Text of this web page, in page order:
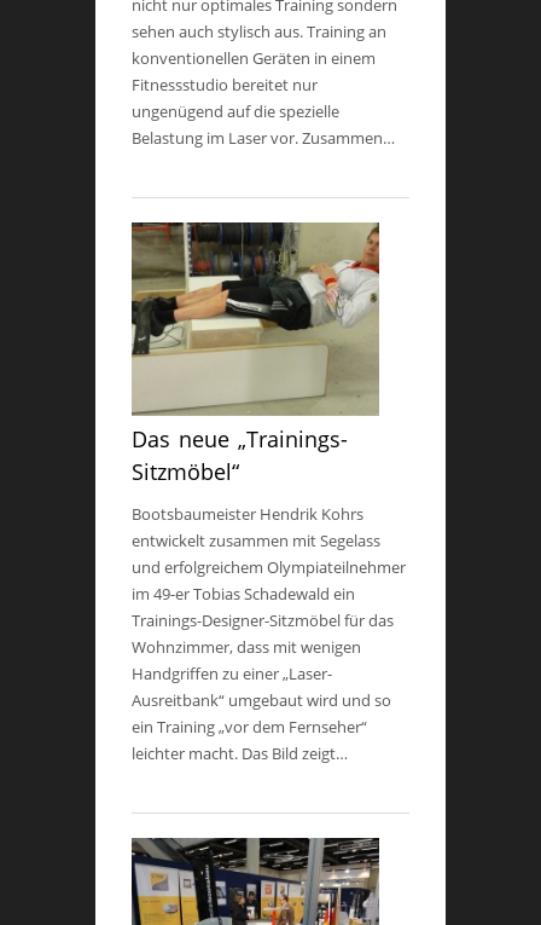
nicht nur optimales Training sondern
sehen auch stylisch aus. Training an
konventionellen Geräten in einem
Fitnessstudio bereitet nur
ungenügend auf die spezielle
Belastung im Laser vor. Zusammen…
Das neue „Trainings-
Sitzmöbel“
Bootsbaumeister Hendrik Kohrs
entwickelt zusammen mit Segelass
und erfolgreichem Olympiateilnehmer
im 49-er Tobias Schadewald ein
Trainings-Designer-Sitzmöbel für das
Wohnzimmer, dass mit wenigen
Handgriffen zu einer „Laser-
Ausreitbank“ umgebaut wird und so
ein Training „vor dem Fernseher“
leichter macht. Das Bild zeigt…